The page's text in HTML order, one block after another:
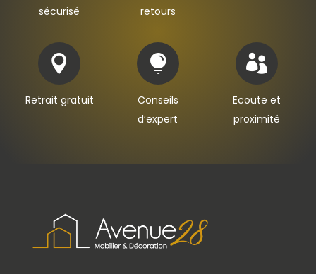
sécurisé
retours

Retrait gratuit

Conseils
d’expert

Ecoute et
proximité